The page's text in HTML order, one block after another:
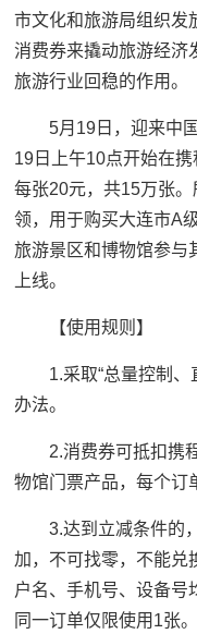
市文化和旅游局组织发
消费券来撬动旅游经济
旅游行业回稳的作用。
5月19日，迎来中
19日上午10点开始在
每张20元，共15万张
领，用于购买大连市A
旅游景区和博物馆参与
上线。
【使用规则】
1.采取“总量控制
办法。
2.消费券可抵扣携
物馆门票产品，每个订
3.达到立减条件的
加，不可找零，不能兑
户名、手机号、设备号
同一订单仅限使用1张